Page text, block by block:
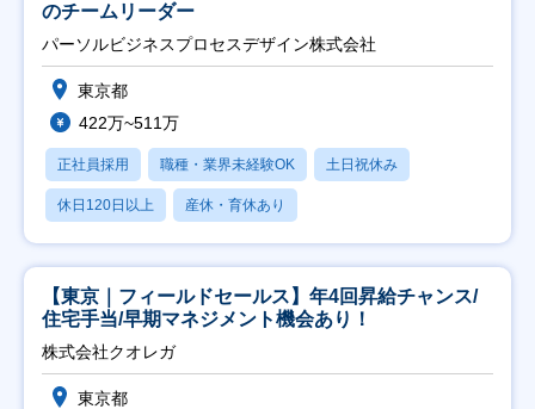
のチームリーダー
パーソルビジネスプロセスデザイン株式会社
東京都
422万~511万
正社員採用 職種・業界未経験OK 土日祝休み
休日120日以上 産休・育休あり
【東京｜フィールドセールス】年4回昇給チャンス/
住宅手当/早期マネジメント機会あり！
株式会社クオレガ
東京都